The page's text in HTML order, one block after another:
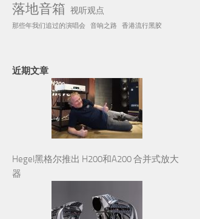
落地音箱 视听观点
那些年我们追过的演唱会 音响之路 香港流行黑胶
近期文章
Hegel黑格尔推出 H200和A200 合并式放大
器